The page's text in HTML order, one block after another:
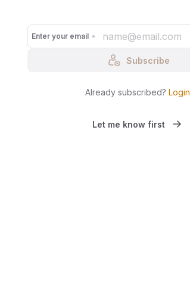
Enter your email
Subscribe
Already subscribed? Login
Let me know first